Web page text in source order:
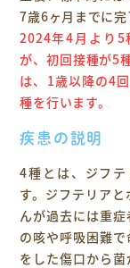
7歳6ヶ月までに完
2024年4月より5
が、初回接種が5
は、1歳以降の4
種を行います。
疾患の説明
4種とは、ジフ
す。ジフテリア
んが過去には重
の咳や呼吸困難
をした傷口から